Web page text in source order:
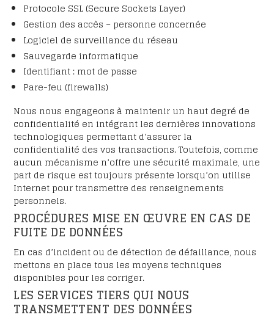
Protocole SSL (Secure Sockets Layer)
Gestion des accès – personne concernée
Logiciel de surveillance du réseau
Sauvegarde informatique
Identifiant : mot de passe
Pare-feu (firewalls)
Nous nous engageons à maintenir un haut degré de
confidentialité en intégrant les dernières innovations
technologiques permettant d’assurer la
confidentialité des vos transactions. Toutefois, comme
aucun mécanisme n’offre une sécurité maximale, une
part de risque est toujours présente lorsqu’on utilise
Internet pour transmettre des renseignements
personnels.
PROCÉDURES MISE EN ŒUVRE EN CAS DE
FUITE DE DONNÉES
En cas d’incident ou de détection de défaillance, nous
mettons en place tous les moyens techniques
disponibles pour les corriger.
LES SERVICES TIERS QUI NOUS
TRANSMETTENT DES DONNÉES